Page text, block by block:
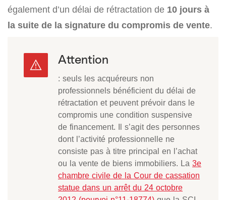
également d’un délai de rétractation de 10 jours à
la suite de la signature du compromis de vente.
Attention
: seuls les acquéreurs non
professionnels bénéficient du délai de
rétractation et peuvent prévoir dans le
compromis une condition suspensive
de financement. Il s’agit des personnes
dont l’activité professionnelle ne
consiste pas à titre principal en l’achat
ou la vente de biens immobiliers. La 3e
chambre civile de la Cour de cassation
statue dans un arrêt du 24 octobre